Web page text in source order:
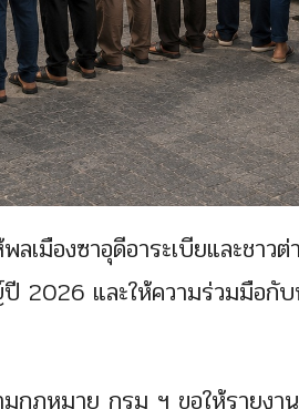
ลเมืองซาอุดีอาระเบียและชา
และให้ความร่วมมือกับ
ฎหมาย กรม ฯ ขอให้รายงาน